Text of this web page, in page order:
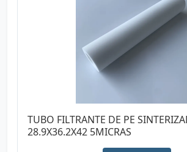
TUBO FILTRANTE DE PE
28.9X36.2X42 5MICRAS